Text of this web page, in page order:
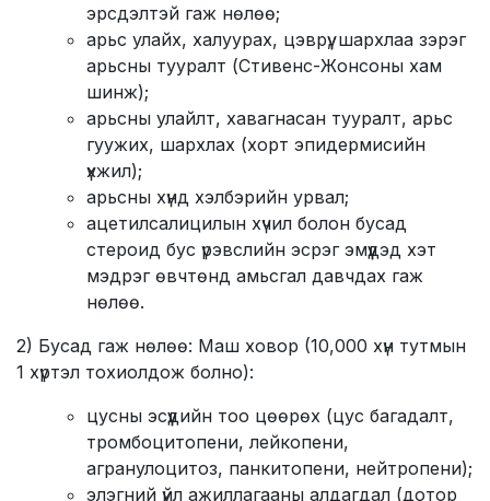
эрсдэлтэй гаж нөлөө;
арьс улайх, халуурах, цэврүү, шархлаа зэрэг
арьсны тууралт (Стивенс-Жонсоны хам
шинж);
арьсны улайлт, хавагнасан тууралт, арьс
гуужих, шархлах (хорт эпидермисийн
үхжил);
арьсны хүнд хэлбэрийн урвал;
ацетилсалицилын хүчил болон бусад
стероид бус үрэвслийн эсрэг эмүүдэд хэт
мэдрэг өвчтөнд амьсгал давчдах гаж
нөлөө.
2) Бусад гаж нөлөө: Маш ховор (10,000 хүн тутмын
1 хүртэл тохиолдож болно):
цусны эсүүдийн тоо цөөрөх (цус багадалт,
тромбоцитопени, лейкопени,
агранулоцитоз, панкитопени, нейтропени);
элэгний үйл ажиллагааны алдагдал (дотор